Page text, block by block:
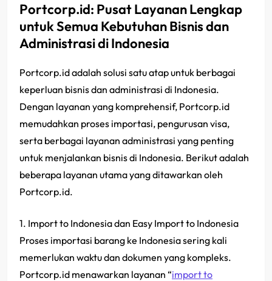
Portcorp.id: Pusat Layanan Lengkap
untuk Semua Kebutuhan Bisnis dan
Administrasi di Indonesia
Portcorp.id adalah solusi satu atap untuk berbagai
keperluan bisnis dan administrasi di Indonesia.
Dengan layanan yang komprehensif, Portcorp.id
memudahkan proses importasi, pengurusan visa,
serta berbagai layanan administrasi yang penting
untuk menjalankan bisnis di Indonesia. Berikut adalah
beberapa layanan utama yang ditawarkan oleh
Portcorp.id.
1. Import to Indonesia dan Easy Import to Indonesia
Proses importasi barang ke Indonesia sering kali
memerlukan waktu dan dokumen yang kompleks.
Portcorp.id menawarkan layanan “import to